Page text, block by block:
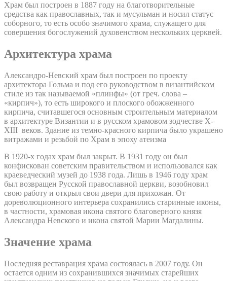
Храм был построен в 1887 году на благотворительные
средства как православных, так и мусульман и носил статус
соборного, то есть особо значимого храма, служащего для
совершения богослужений духовенством нескольких церквей.
Архитектура храма
Александро-Невский храм был построен по проекту
архитектора Гольма и под его руководством в византийском
стиле из так называемой «плинфы» (от греч. слова –
«кирпич»), то есть широкого и плоского обожженного
кирпича, считавшегося основным строительным материалом
в архитектуре Византии и в русском храмовом зодчестве X-
XIII веков. Здание из темно-красного кирпича было украшено
витражами и резьбой по Храм в эпоху атеизма
В 1920-х годах храм был закрыт. В 1931 году он был
конфискован советским правительством и использовался как
краеведческий музей до 1938 года. Лишь в 1946 году храм
был возвращен Русской православной церкви, возобновил
свою работу и открыл свои двери для прихожан. От
дореволюционного интерьера сохранились старинные иконы,
в частности, храмовая икона святого благоверного князя
Александра Невского и икона святой Марии Магдалины.
Значение храма
Последняя реставрация храма состоялась в 2007 году. Он
остается одним из сохранившихся значимых старейших